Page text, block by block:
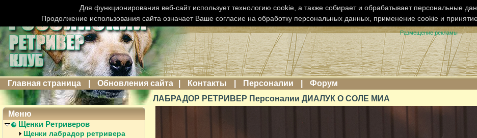
Размещение рекламы
Главная страница Обновления сайта Контакты Персоналии
Форум
ЛАБРАДОР РЕТРИВЕР Персоналии ДИАЛУК О СОЛЕ МИА
Меню
Щенки Ретриверов
Щенки лабрадор ретривера
Для функционирования веб-сайт использует технологию cookie, а также собирает и обрабатывает персональные
Продолжение использования сайта означает Ваше согласие на обработку персональных данных, применение cookie и